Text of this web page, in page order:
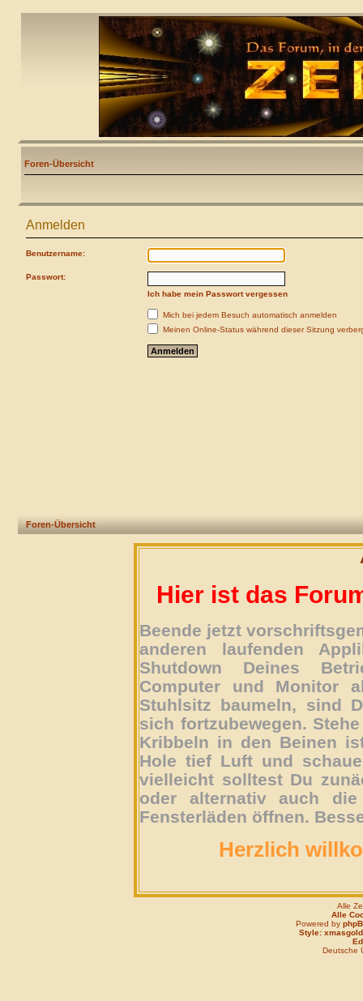
Foren-Übersicht
Anmelden
Benutzername:
Passwort:
Ich habe mein Passwort vergessen
Mich bei jedem Besuch automatisch anmelden
Meinen Online-Status während dieser Sitzung
Foren-Übersicht
Hier ist das
Beende jetzt
anderen laufenden
Shutdown Deines
Computer und Monitor
Stuhlsitz baumeln, sind
sich fortzubewegen.
Kribbeln in den Beinen
Hole tief Luft und
vielleicht solltest Du
oder alternativ auch
Fensterläden öffnen.
Herzlich
Alle
Alle
Powered by
Style: xmasgold
Deutsche